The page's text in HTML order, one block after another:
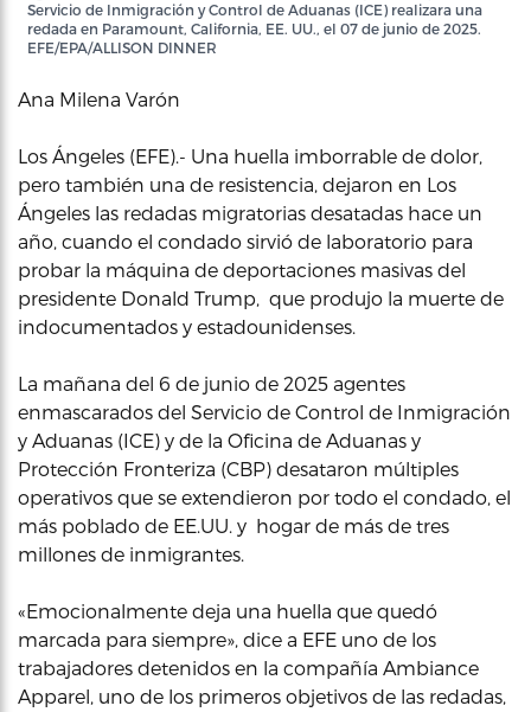
Servicio de Inmigración y Control de Aduanas (ICE) realizara una
redada en Paramount, California, EE. UU., el 07 de junio de 2025.
EFE/EPA/ALLISON DINNER
Ana Milena Varón
Los Ángeles (EFE).- Una huella imborrable de dolor,
pero también una de resistencia, dejaron en Los
Ángeles las redadas migratorias desatadas hace un
año, cuando el condado sirvió de laboratorio para
probar la máquina de deportaciones masivas del
presidente Donald Trump, que produjo la muerte de
indocumentados y estadounidenses.
La mañana del 6 de junio de 2025 agentes
enmascarados del Servicio de Control de Inmigración
y Aduanas (ICE) y de la Oficina de Aduanas y
Protección Fronteriza (CBP) desataron múltiples
operativos que se extendieron por todo el condado, el
más poblado de EE.UU. y hogar de más de tres
millones de inmigrantes.
«Emocionalmente deja una huella que quedó
marcada para siempre», dice a EFE uno de los
trabajadores detenidos en la compañía Ambiance
Apparel, uno de los primeros objetivos de las redadas,